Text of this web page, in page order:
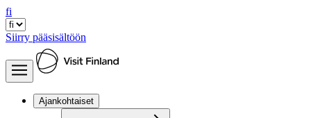
fi
Siirry pääsisältöön
Ajankohtaiset